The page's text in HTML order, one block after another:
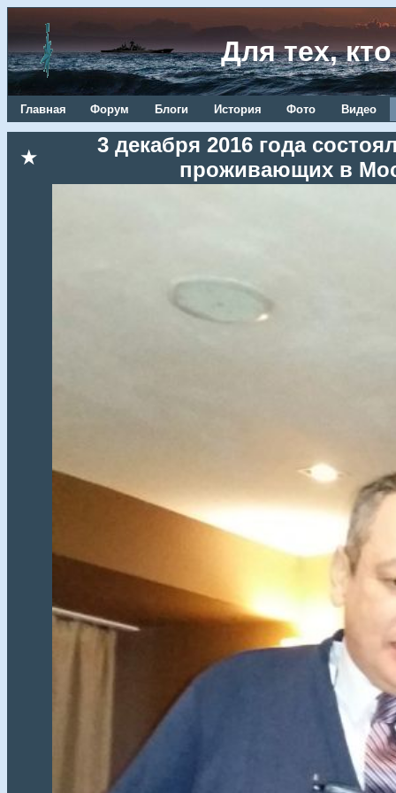
Для тех,
Главная Форум Блоги История Фото Видео
★
3 декабря 2016 года
проживающих в